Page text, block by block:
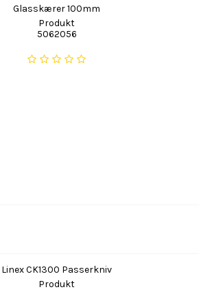
Glasskærer 100mm
Produkt
5062056
Linex CK1300 Passerkniv
Produkt